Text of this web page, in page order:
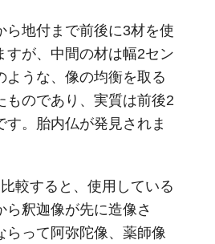
地付まで前後に3材を使
すが、中間の材は幅2セン
ような、像の均衡を取る
ものであり、実質は前後2
す。胎内仏が発見されま
較すると、使用している
ら釈迦像が先に造像さ
らって阿弥陀像、薬師像